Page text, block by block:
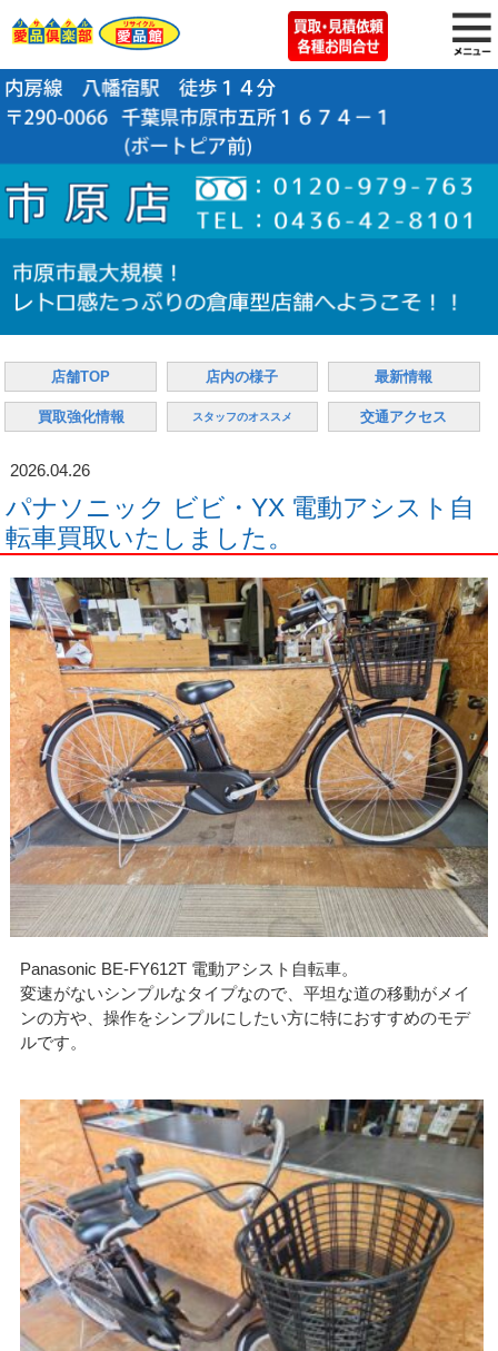
店舗TOP 店内の様子 最新情報
買取強化情報 スタッフのオススメ 交通アクセス
2026.04.26
パナソニック ビビ・YX 電動アシスト自
転車買取いたしました。
Panasonic BE-FY612T 電動アシスト自転車。
変速がないシンプルなタイプなので、平坦な道の移動がメイ
ンの方や、操作をシンプルにしたい方に特におすすめのモデ
ルです。